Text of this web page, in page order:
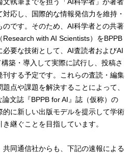
執筆までを担う「AI科学者」が著者
応し、国際的な情報発信力を維持・
です。そのため、AI科学者との共著
with AI Scientists）をBPPB
要な技術として、AI査読者およびAI
築・導入して実際に試行し、投稿さ
する予定です。これらの査読・編集
点や課題を解決することによって、
文誌『BPPB for AI』誌（仮称）の
に新しい出版モデルを提示して学術
継ぐことを目指しています。
同通信社からも、下記の速報による